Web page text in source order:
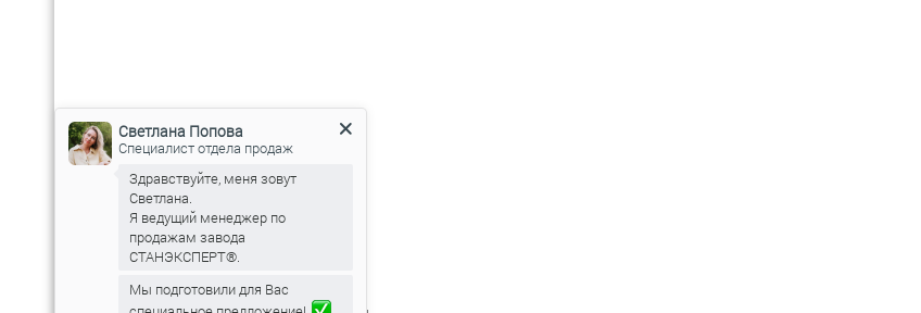
Светлана Попова
Специалист отдела продаж
Здравствуйте, меня зовут
Светлана.
Я ведущий менеджер по
продажам завода
СТАНЭКСПЕРТ®.
Мы подготовили для Вас